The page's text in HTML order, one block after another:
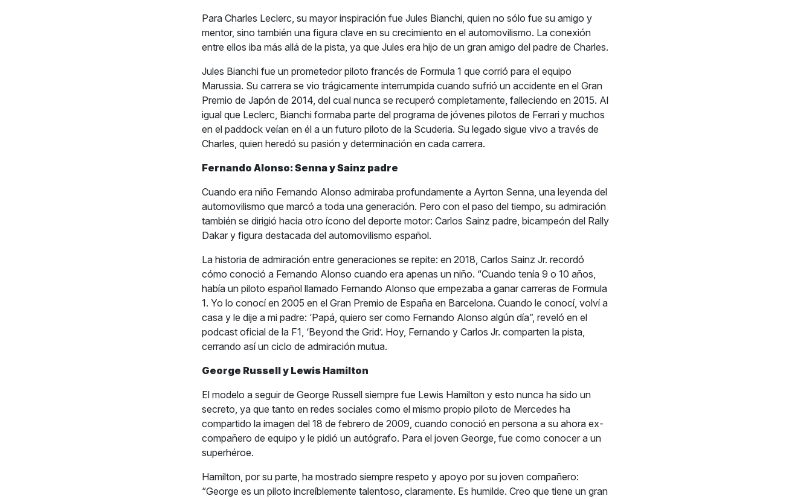
Para Charles Leclerc, su mayor inspiración fue Jules Bianchi, quien no sólo fue su amigo y
mentor, sino también una figura clave en su crecimiento en el automovilismo. La conexión
entre ellos iba más allá de la pista, ya que Jules era hijo de un gran amigo del padre de Charles.
Jules Bianchi fue un prometedor piloto francés de Formula 1 que corrió para el equipo
Marussia. Su carrera se vio trágicamente interrumpida cuando sufrió un accidente en el Gran
Premio de Japón de 2014, del cual nunca se recuperó completamente, falleciendo en 2015. Al
igual que Leclerc, Bianchi formaba parte del programa de jóvenes pilotos de Ferrari y muchos
en el paddock veían en él a un futuro piloto de la Scuderia. Su legado sigue vivo a través de
Charles, quien heredó su pasión y determinación en cada carrera.
Fernando Alonso: Senna y Sainz padre
Cuando era niño Fernando Alonso admiraba profundamente a Ayrton Senna, una leyenda del
automovilismo que marcó a toda una generación. Pero con el paso del tiempo, su admiración
también se dirigió hacia otro ícono del deporte motor: Carlos Sainz padre, bicampeón del Rally
Dakar y figura destacada del automovilismo español.
La historia de admiración entre generaciones se repite: en 2018, Carlos Sainz Jr. recordó
cómo conoció a Fernando Alonso cuando era apenas un niño. “Cuando tenía 9 o 10 años,
había un piloto español llamado Fernando Alonso que empezaba a ganar carreras de Formula
1. Yo lo conocí en 2005 en el Gran Premio de España en Barcelona. Cuando le conocí, volví a
casa y le dije a mi padre: ‘Papá, quiero ser como Fernando Alonso algún día”, reveló en el
podcast oficial de la F1, ‘Beyond the Grid’. Hoy, Fernando y Carlos Jr. comparten la pista,
cerrando así un ciclo de admiración mutua.
George Russell y Lewis Hamilton
El modelo a seguir de George Russell siempre fue Lewis Hamilton y esto nunca ha sido un
secreto, ya que tanto en redes sociales como el mismo propio piloto de Mercedes ha
compartido la imagen del 18 de febrero de 2009, cuando conoció en persona a su ahora ex-
compañero de equipo y le pidió un autógrafo. Para el joven George, fue como conocer a un
superhéroe.
Hamilton, por su parte, ha mostrado siempre respeto y apoyo por su joven compañero:
“George es un piloto increíblemente talentoso, claramente. Es humilde. Creo que tiene un gran